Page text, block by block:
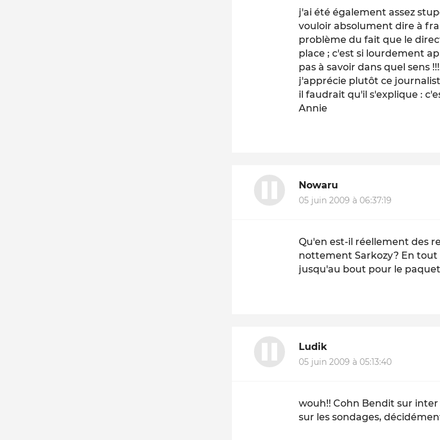
j'ai été également assez
vouloir absolument dire à
problème du fait que le
place ; c'est si lourdement
pas à savoir dans quel sens
j'apprécie plutôt ce
il faudrait qu'il s'explique :
Annie
Nowaru
05 juin 2009 à 06:37:19
Qu'en est-il réellement des
nottement Sarkozy? En tout
jusqu'au bout pour le
Ludik
05 juin 2009 à 05:13:40
wouh!! Cohn Bendit sur
sur les sondages,